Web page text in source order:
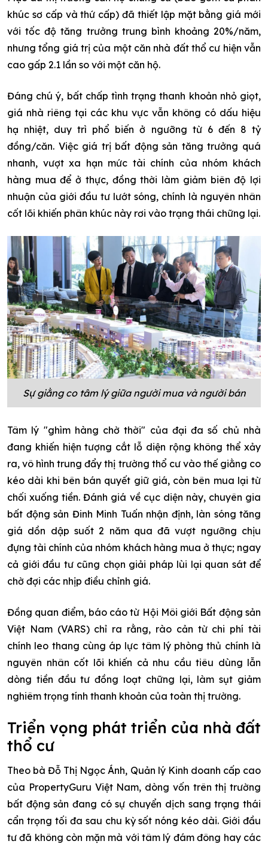
khúc sơ cấp và thứ cấp) đã thiết lập mặt bằng giá mới
với tốc độ tăng trưởng trung bình khoảng 20%/năm,
nhưng tổng giá trị của một căn nhà đất thổ cư hiện vẫn
cao gấp 2.1 lần so với một căn hộ.
Đáng chú ý, bất chấp tình trạng thanh khoản nhỏ giọt,
giá nhà riêng tại các khu vực vẫn không có dấu hiệu
hạ nhiệt, duy trì phổ biến ở ngưỡng từ 6 đến 8 tỷ
đồng/căn. Việc giá trị bất động sản tăng trưởng quá
nhanh, vượt xa hạn mức tài chính của nhóm khách
hàng mua để ở thực, đồng thời làm giảm biên độ lợi
nhuận của giới đầu tư lướt sóng, chính là nguyên nhân
cốt lõi khiến phân khúc này rơi vào trạng thái chững lại.
Sự giằng co tâm lý giữa người mua và người bán
Tâm lý "ghìm hàng chờ thời" của đại đa số chủ nhà
đang khiến hiện tượng cắt lỗ diện rộng không thể xảy
ra, vô hình trung đẩy thị trường thổ cư vào thế giằng co
kéo dài khi bên bán quyết giữ giá, còn bên mua lại từ
chối xuống tiền. Đánh giá về cục diện này, chuyên gia
bất động sản Đinh Minh Tuấn nhận định, làn sóng tăng
giá dồn dập suốt 2 năm qua đã vượt ngưỡng chịu
đựng tài chính của nhóm khách hàng mua ở thực; ngay
cả giới đầu tư cũng chọn giải pháp lùi lại quan sát để
chờ đợi các nhịp điều chỉnh giá.
Đồng quan điểm, báo cáo từ Hội Môi giới Bất động sản
Việt Nam (VARS) chỉ ra rằng, rào cản từ chi phí tài
chính leo thang cùng áp lực tâm lý phòng thủ chính là
nguyên nhân cốt lõi khiến cả nhu cầu tiêu dùng lẫn
dòng tiền đầu tư đồng loạt chững lại, làm sụt giảm
nghiêm trọng tính thanh khoản của toàn thị trường.
Triển vọng phát triển của nhà đất
thổ cư
Theo bà Đỗ Thị Ngọc Ánh, Quản lý Kinh doanh cấp cao
của PropertyGuru Việt Nam, dòng vốn trên thị trường
bất động sản đang có sự chuyển dịch sang trạng thái
cẩn trọng tối đa sau chu kỳ sốt nóng kéo dài. Giới đầu
tư đã không còn mặn mà với tâm lý đám đông hay các